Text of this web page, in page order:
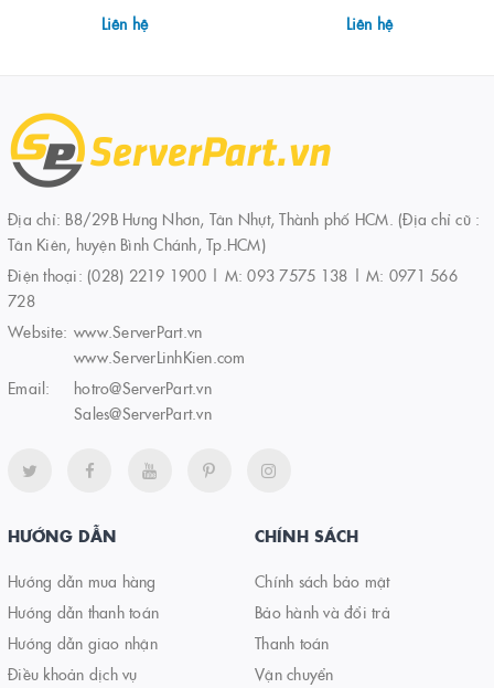
Liên hệ Liên hệ
Địa chỉ: B8/29B Hưng Nhơn, Tân Nhựt, Thành phố HCM. (Địa chỉ cũ :
Tân Kiên, huyện Bình Chánh, Tp.HCM)
Điện thoại: (028) 2219 1900 | M: 093 7575 138 | M: 0971 566
728
Website: www.ServerPart.vn
www.ServerLinhKien.com
Email:
hotro@ServerPart.vn
Sales@ServerPart.vn
HƯỚNG DẪN
Hướng dẫn mua hàng
Hướng dẫn thanh toán
Hướng dẫn giao nhận
Điều khoản dịch vụ
CHÍNH SÁCH
Chính sách bảo mật
Bảo hành và đổi trả
Thanh toán
Vận chuyển